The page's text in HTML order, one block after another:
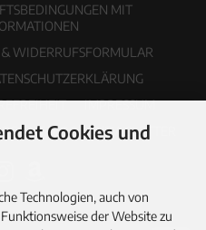
MIT
WIDERRUFSFORMULAR
IMPRESSUM
KATALOG NEWSLETTER
Cookies und
Technologien, auch von
der Website zu